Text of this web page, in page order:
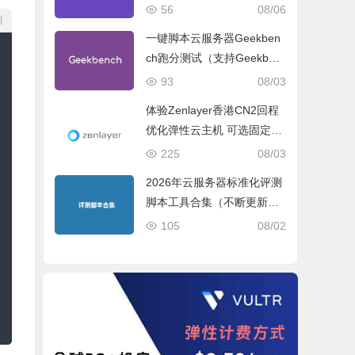
试、网络线路与购买建议08/06
56
一键脚本云服务器Geekben
ch跑分测试（支持Geekben
ch 5 Geekbench 6 Geekbe
08/03
93
体验Zenlayer香港CN2回程
优化弹性云主机 可选固定带
宽或流量模式
08/03
225
2026年云服务器标准化评测
脚本工具合集（不断更新完
善）
08/02
105